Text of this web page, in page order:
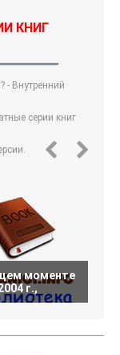
КНИГ
- Внутренний
серии книг
моменте
г.,